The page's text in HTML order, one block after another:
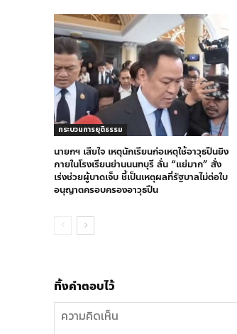
กระบวนการยุติธรรม
นายกฯ เสียใจ เหตุนักเรียนก่อเหตุใช้อาวุธปืนยิง
ภายในโรงเรียนย่านนนทบุรี ลั่น “แย่มาก” สั่ง
เร่งช่วยผู้บาดเจ็บ ชี้เป็นเหตุผลที่รัฐบาลไม่ต่อใบ
อนุญาตครอบครองอาวุธปืน
ทิ้งคำตอบไว้